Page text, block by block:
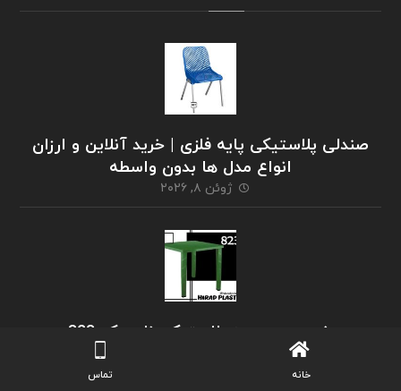
صندلی پلاستیکی پایه فلزی | خرید آنلاین و ارزان
انواع مدل ها بدون واسطه
ژوئن ۸, ۲۰۲۶
خرید عمده میز پلاستیکی ناصر کد 823
خانه تماس